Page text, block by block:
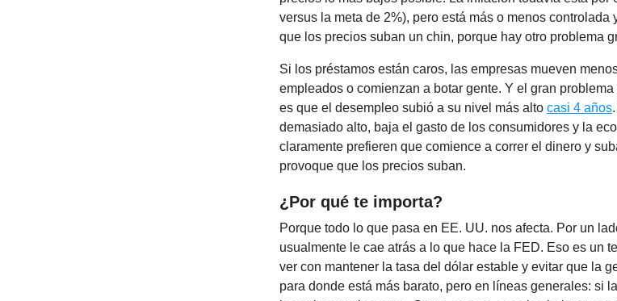
versus la meta de 2%), pero está más o menos
que los precios suban un chin, porque hay otro problema
Si los préstamos están caros, las empresas mueven
empleados o comienzan a botar gente. Y el gran
es que el desempleo subió a su nivel más alto casi 4 años
demasiado alto, baja el gasto de los consumidores y la
claramente prefieren que comience a correr el dinero y
provoque que los precios suban.
¿Por qué te importa?
Porque todo lo que pasa en EE. UU. nos afecta. Por un
usualmente le cae atrás a lo que hace la FED. Eso es un
ver con mantener la tasa del dólar estable y evitar que la
para donde está más barato, pero en líneas generales: si